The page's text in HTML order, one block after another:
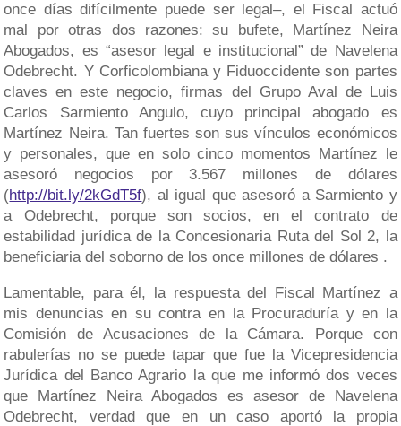
once días difícilmente puede ser legal–, el Fiscal actuó
mal por otras dos razones: su bufete, Martínez Neira
Abogados, es “asesor legal e institucional” de Navelena
Odebrecht. Y Corficolombiana y Fiduoccidente son partes
claves en este negocio, firmas del Grupo Aval de Luis
Carlos Sarmiento Angulo, cuyo principal abogado es
Martínez Neira. Tan fuertes son sus vínculos económicos
y personales, que en solo cinco momentos Martínez le
asesoró negocios por 3.567 millones de dólares
(http://bit.ly/2kGdT5f), al igual que asesoró a Sarmiento y
a Odebrecht, porque son socios, en el contrato de
estabilidad jurídica de la Concesionaria Ruta del Sol 2, la
beneficiaria del soborno de los once millones de dólares .
Lamentable, para él, la respuesta del Fiscal Martínez a
mis denuncias en su contra en la Procuraduría y en la
Comisión de Acusaciones de la Cámara. Porque con
rabulerías no se puede tapar que fue la Vicepresidencia
Jurídica del Banco Agrario la que me informó dos veces
que Martínez Neira Abogados es asesor de Navelena
Odebrecht, verdad que en un caso aportó la propia